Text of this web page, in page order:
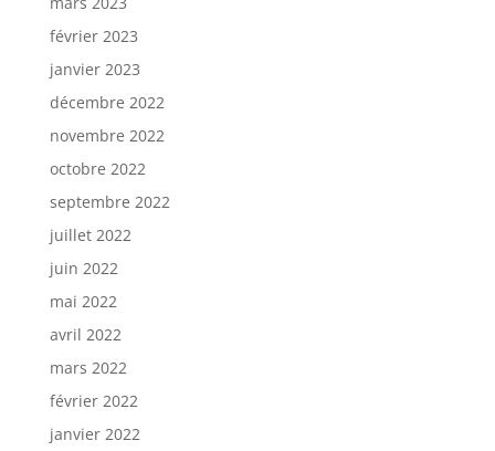
février 2023
janvier 2023
décembre 2022
novembre 2022
octobre 2022
septembre 2022
juillet 2022
juin 2022
mai 2022
avril 2022
mars 2022
février 2022
janvier 2022